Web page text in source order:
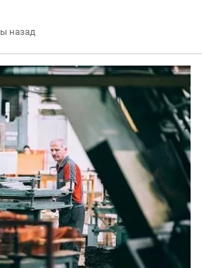
назад